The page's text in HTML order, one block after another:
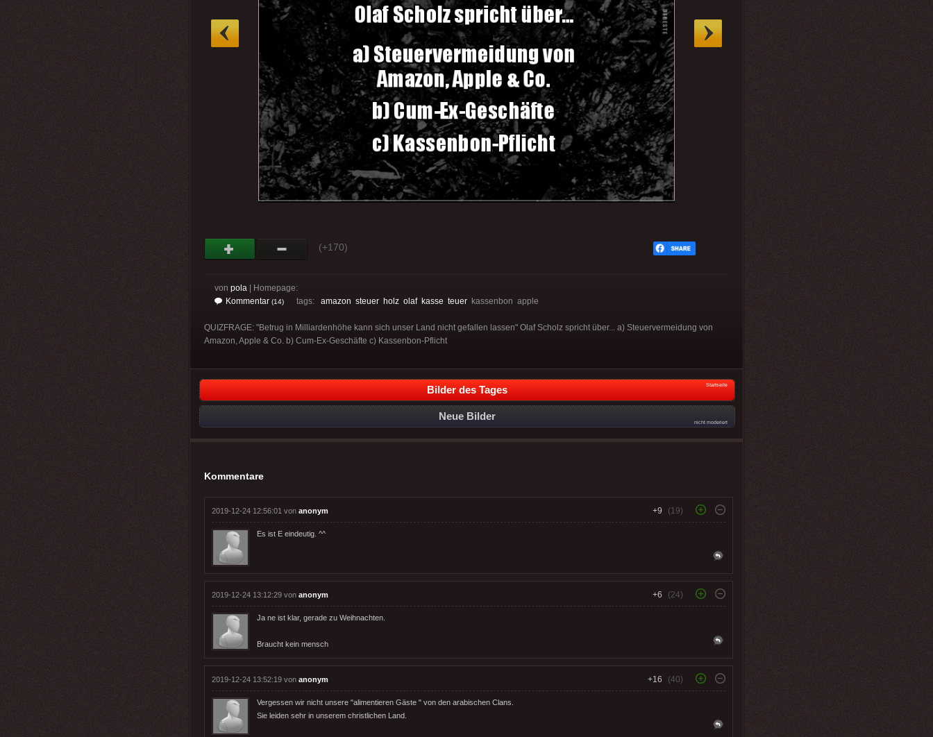
(+170)
von pola | Homepage:
Kommentar (14) tags: amazon steuer holz olaf kasse teuer kassenbon apple
QUIZFRAGE: "Betrug in Milliardenhöhe kann sich unser Land nicht gefallen lassen" Olaf Scholz spricht über... a) Steuervermeidung von
Amazon, Apple & Co. b) Cum-Ex-Geschäfte c) Kassenbon-Pflicht
Bilder des Tages Startseite
Neue Bilder
nicht moderiert
Kommentare
2019-12-24 12:56:01 von anonym +9 (19)
Es ist E eindeutig. ^^
2019-12-24 13:12:29 von anonym +6 (24)
Ja ne ist klar, gerade zu Weihnachten.
Braucht kein mensch
2019-12-24 13:52:19 von anonym +16 (40)
Vergessen wir nicht unsere "alimentieren Gäste " von den arabischen Clans.
Sie leiden sehr in unserem christlichen Land.